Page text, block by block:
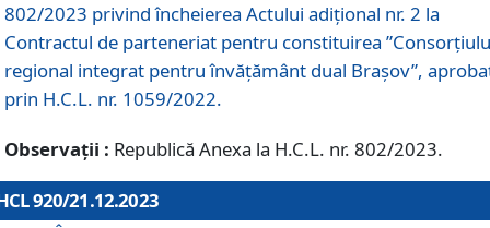
802/2023 privind încheierea Actului adițional nr. 2 la
Contractul de parteneriat pentru constituirea
regional integrat pentru învățământ dual Brașov”,
prin H.C.L. nr. 1059/2022.
Observații : Republică Anexa la H.C.L. nr. 802/2023.
920/21.12.2023